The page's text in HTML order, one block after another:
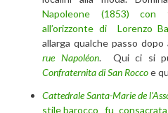
Napoleone (1853) con
all’orizzonte di Lorenzo
allarga qualche passo
rue Napoléon. Qui ci si
Confraternita di San Roccoe
Cattedrale Santa-Marie de
stile barocco fu consacrata